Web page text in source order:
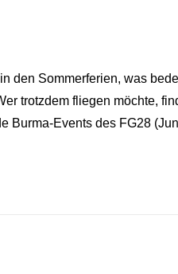
den Sommerferien, was
trotzdem fliegen möchte,
Burma-Events des FG28